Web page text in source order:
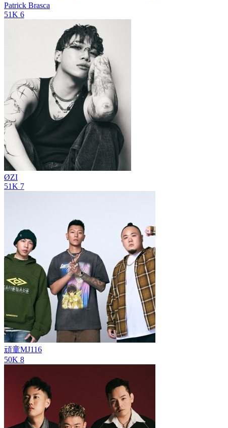
Patrick Brasca
51K 6
ØZI
51K 7
頑童MJ116
50K 8